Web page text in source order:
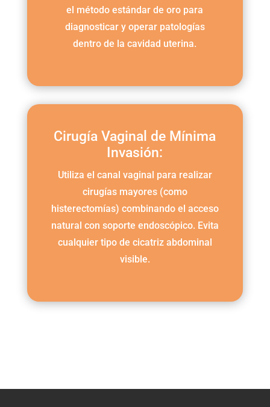
el método estándar de oro para
diagnosticar y operar patologías
dentro de la cavidad uterina.
Cirugía Vaginal de Mínima
Invasión:
Utiliza el canal vaginal para realizar
cirugías mayores (como
histerectomías) combinando el acceso
natural con soporte endoscópico. Evita
cualquier tipo de cicatriz abdominal
visible.